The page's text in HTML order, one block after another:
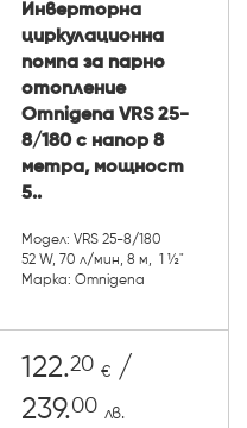
Инверторна
циркулационна
помпа за парно
отопление
Omnigena VRS 25-
8/180 с напор 8
метра, мощност
5..
Модел: VRS 25-8/180
52 W, 70 л/мин, 8 м, 1 ½"
Марка: Omnigena
122.20 € /
239.00 лв.